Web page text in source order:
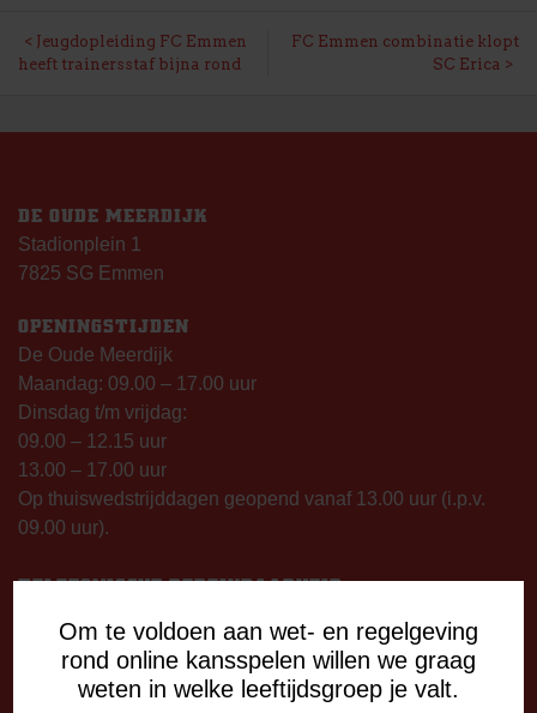
Om te voldoen aan wet- en regelgeving
rond online kansspelen willen we graag
weten in welke leeftijdsgroep je valt.
BERICHT
Jeugdopleiding FC Emmen
heeft trainersstaf bijna rond
FC Emmen combinatie klopt
SC Erica
DE OUDE MEERDIJK
Stadionplein 1
7825 SG Emmen
OPENINGSTIJDEN
De Oude Meerdijk
Maandag: 09.00 – 17.00 uur
Dinsdag t/m vrijdag:
09.00 – 12.15 uur
13.00 – 17.00 uur
Op thuiswedstrijddagen geopend vanaf 13.00 uur (i.p.v.
09.00 uur).
TELEFONISCHE BEREIKBAARHEID
Dinsdag
09:00 - 12:15 uur
13:00 - 17:00 uur